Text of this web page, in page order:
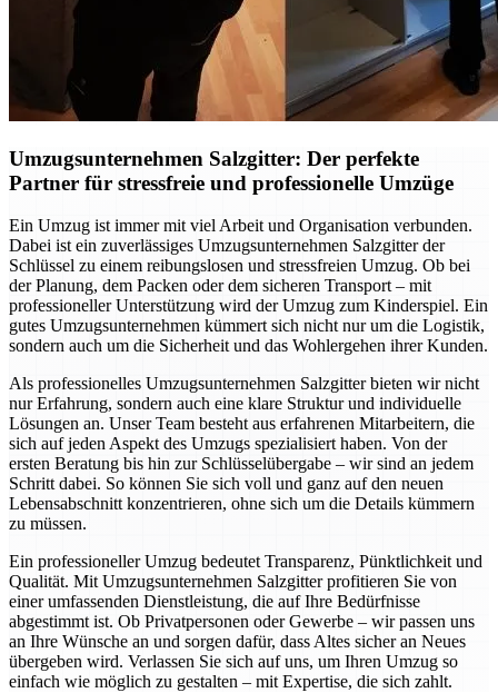
Umzugsunternehmen Salzgitter: Der perfekte
Partner für stressfreie und professionelle Umzüge
Ein Umzug ist immer mit viel Arbeit und Organisation verbunden.
Dabei ist ein zuverlässiges Umzugsunternehmen Salzgitter der
Schlüssel zu einem reibungslosen und stressfreien Umzug. Ob bei
der Planung, dem Packen oder dem sicheren Transport – mit
professioneller Unterstützung wird der Umzug zum Kinderspiel. Ein
gutes Umzugsunternehmen kümmert sich nicht nur um die Logistik,
sondern auch um die Sicherheit und das Wohlergehen ihrer Kunden.
Als professionelles Umzugsunternehmen Salzgitter bieten wir nicht
nur Erfahrung, sondern auch eine klare Struktur und individuelle
Lösungen an. Unser Team besteht aus erfahrenen Mitarbeitern, die
sich auf jeden Aspekt des Umzugs spezialisiert haben. Von der
ersten Beratung bis hin zur Schlüsselübergabe – wir sind an jedem
Schritt dabei. So können Sie sich voll und ganz auf den neuen
Lebensabschnitt konzentrieren, ohne sich um die Details kümmern
zu müssen.
Ein professioneller Umzug bedeutet Transparenz, Pünktlichkeit und
Qualität. Mit Umzugsunternehmen Salzgitter profitieren Sie von
einer umfassenden Dienstleistung, die auf Ihre Bedürfnisse
abgestimmt ist. Ob Privatpersonen oder Gewerbe – wir passen uns
an Ihre Wünsche an und sorgen dafür, dass Altes sicher an Neues
übergeben wird. Verlassen Sie sich auf uns, um Ihren Umzug so
einfach wie möglich zu gestalten – mit Expertise, die sich zahlt.